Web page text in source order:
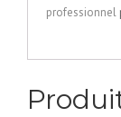
professionnel